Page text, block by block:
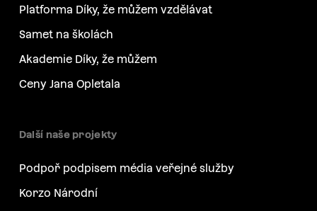
Platforma Díky, že můžem vzdělávat
Samet na školách
Akademie Díky, že můžem
Ceny Jana Opletala
Další naše projekty
Podpoř podpisem média veřejné služby
Korzo Národní